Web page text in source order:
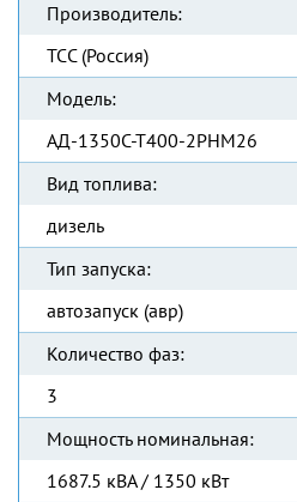
Производитель:
ТСС (Россия)
Модель:
АД-1350С-Т400-2РНМ26
Вид топлива:
дизель
Тип запуска:
автозапуск (авр)
Количество фаз:
3
Мощность номинальная:
1687.5 кВА / 1350 кВт